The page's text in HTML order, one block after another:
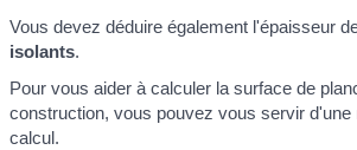
Vous devez déduire également l'épaisseur
isolants.
Pour vous aider à calculer la surface de
construction, vous pouvez vous servir d'une
calcul.